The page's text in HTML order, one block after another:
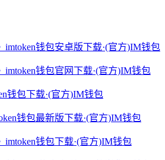
imtoken钱包安卓版下载·(官方)IM钱包
imtoken钱包官网下载·(官方)IM钱包
钱包下载·(官方)IM钱包
钱包最新版下载·(官方)IM钱包
imtoken钱包下载·(官方)IM钱包